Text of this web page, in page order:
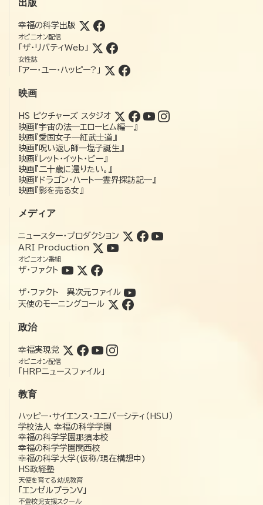
出版
幸福の科学出版
オピニオン配信
「ザ・リバティWeb」
女性誌
「アー・ユー・ハッピー?」
映画
HS ピクチャーズ スタジオ
映画『宇宙の法―エローヒム編―』
映画『愛国女子―紅武士道』
映画『呪い返し師—塩子誕生』
映画『レット・イット・ビー』
映画『二十歳に還りたい。』
映画『ドラゴン・ハート―霊界探訪記―』
映画『影を売る女』
メディア
ニュースター・プロダクション
ARI Production
オピニオン番組
ザ・ファクト
ザ・ファクト 異次元ファイル
天使のモーニングコール
政治
幸福実現党
オピニオン配信
「HRPニュースファイル」
教育
ハッピー・サイエンス・ユニバーシティ（HSU）
学校法人 幸福の科学学園
幸福の科学学園那須本校
幸福の科学学園関西校
幸福の科学大学(仮称/現在構想中)
HS政経塾
天使を育てる幼児教育
「エンゼルプランV」
不登校児支援スクール